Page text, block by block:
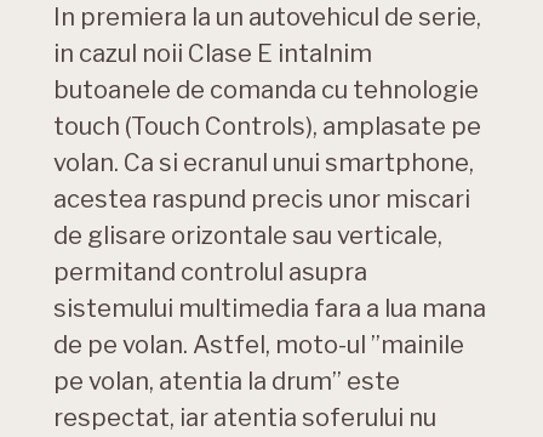
In premiera la un autovehicul de serie,
in cazul noii Clase E intalnim
butoanele de comanda cu tehnologie
touch (Touch Controls), amplasate pe
volan. Ca si ecranul unui smartphone,
acestea raspund precis unor miscari
de glisare orizontale sau verticale,
permitand controlul asupra
sistemului multimedia fara a lua mana
de pe volan. Astfel, moto-ul ”mainile
pe volan, atentia la drum” este
respectat, iar atentia soferului nu